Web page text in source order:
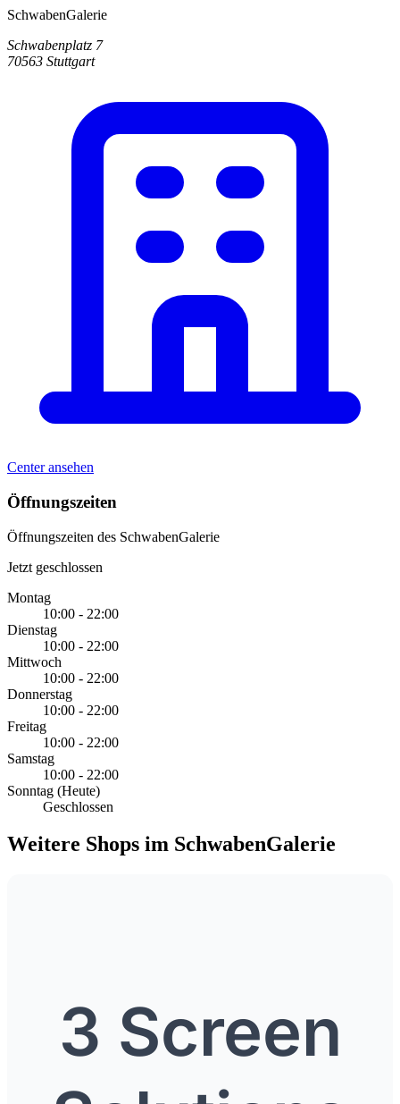
SchwabenGalerie
Schwabenplatz 7
70563 Stuttgart
Center ansehen
Öffnungszeiten
Öffnungszeiten des SchwabenGalerie
Jetzt geschlossen
Montag
10:00 - 22:00
Dienstag
10:00 - 22:00
Mittwoch
10:00 - 22:00
Donnerstag
10:00 - 22:00
Freitag
10:00 - 22:00
Samstag
10:00 - 22:00
Sonntag (Heute)
Geschlossen
Weitere Shops im SchwabenGalerie
3 Screen